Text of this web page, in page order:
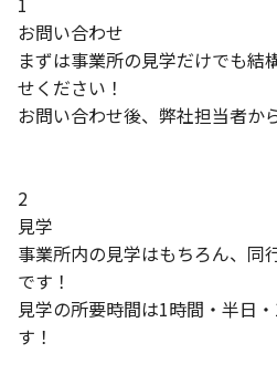
お問い合わせ
まずは事業所の見学だけでも結
せください！
お問い合わせ後、弊社担当者か
2
見学
事業所内の見学はもちろん、同
です！
見学の所要時間は1時間・半日
す！